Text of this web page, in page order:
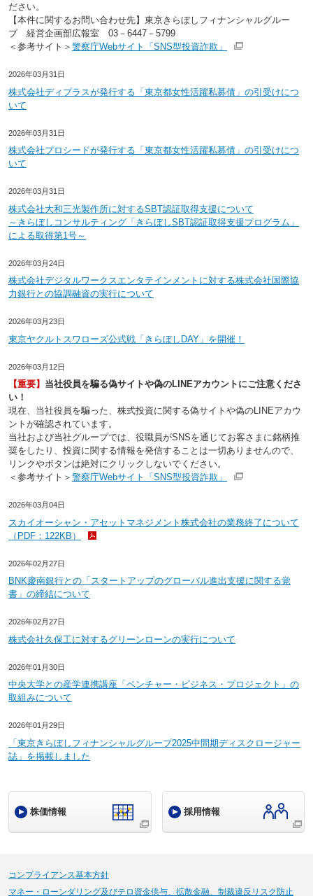
ださい。
【本件に関するお問い合わせ先】東京きらぼしフィナンシャルグルー
プ 経営企画部広報室 03－6447－5799
＜参考サイト＞ 警察庁Webサイト「SNS型投資詐欺」
2026年03月31日
株式会社ディプラスが発行する「東京都女性活躍私募債」の引受けにつ
いて
2026年03月31日
株式会社プロシードが発行する「東京都女性活躍私募債」の引受けにつ
いて
2026年03月31日
株式会社大和三光製作所に対するSBT認証取得支援について
～きらぼしコンサルティング「きらぼしSBT認証取得支援プログラム」
による取得第1号～
2026年03月24日
株式会社デジタルワークスエンタテインメントに対する株式会社国際協
力銀行との協調融資の実行について
2026年03月23日
東京ヤクルトスワローズ公式戦「きらぼしDAY」を開催！
2026年03月12日
【重要】 当社役員を騙る偽サイトや偽のLINEアカウントにご注意くださ
い！
現在、当社役員を騙った、株式投資に関する偽サイトや偽のLINEアカウ
ントが確認されています。
当社および当社グループでは、役職員がSNSを通じてお客さまに銘柄推
奨をしたり、投資に関する情報を発信することは一切ありませんので、
リンクやボタンは絶対にクリックしないでください。
＜参考サイト＞ 警察庁Webサイト「SNS型投資詐欺」
2026年03月04日
スカイオーシャン・アセットマネジメント株式会社の業務終了について
（PDF：122KB）
2026年02月27日
BNK慶南銀行との「スタートアップのグローバル進出支援に関する覚
書」の締結について
2026年02月27日
株式会社久保工に対するグリーンローンの実行について
2026年01月30日
中央大学との産学連携講座「ベンチャー・ビジネス・プロジェクト」の
取組みについて
2026年01月29日
「東京きらぼしフィナンシャルグループ2025中間期ディスクロージャー
誌」を掲載しました
株価情報 採用情報
コンプライアンス基本方針
マネー・ローンダリング及びテロ資金供与、拡散金融、制裁違反リスク防止